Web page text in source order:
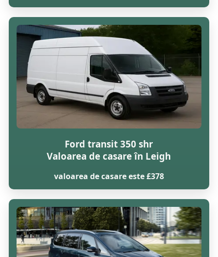
Ford transit 350 shr
Valoarea de casare în Leigh
valoarea de casare este £378